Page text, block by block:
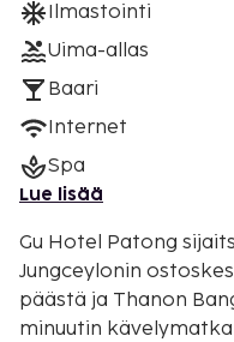
Ilmastointi
Uima-allas
Baari
Internet
Spa
Lue lisää
Gu Hotel Patong
Jungceylonin
päästä ja Thanon
minuutin kävelymatkan